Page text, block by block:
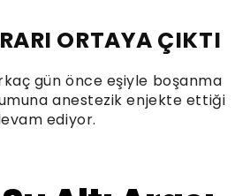
ORTAYA ÇIKTI
gün önce eşiyle boşanma
anestezik enjekte ettiği
ediyor.